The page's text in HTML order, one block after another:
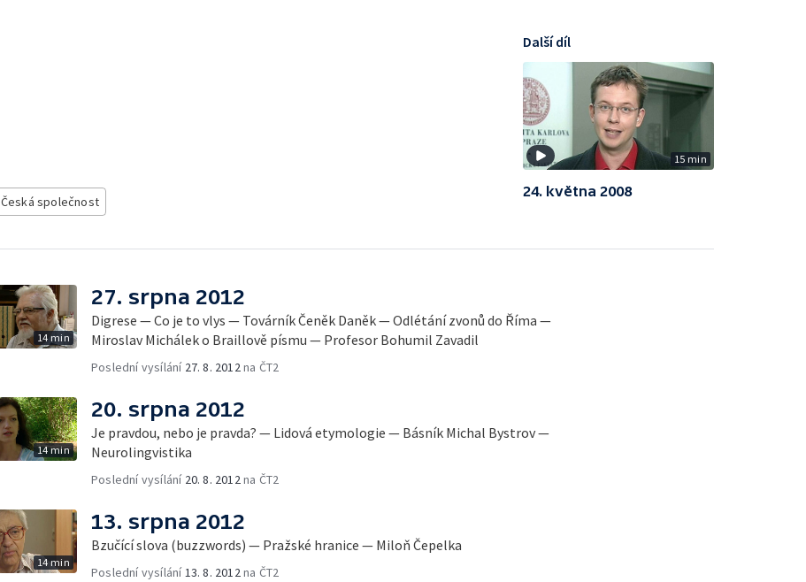
Česká společnost
15 min
Další díl
24. května 2008
14 min
27. srpna 2012
Digrese — Co je to vlys — Továrník Čeněk Daněk — Odlétání zvonů do Říma —
Miroslav Michálek o Braillově písmu — Profesor Bohumil Zavadil
Poslední vysílání 27. 8. 2012 na ČT2
14 min
20. srpna 2012
Je pravdou, nebo je pravda? — Lidová etymologie — Básník Michal Bystrov —
Neurolingvistika
Poslední vysílání 20. 8. 2012 na ČT2
14 min
13. srpna 2012
Bzučící slova (buzzwords) — Pražské hranice — Miloň Čepelka
Poslední vysílání 13. 8. 2012 na ČT2